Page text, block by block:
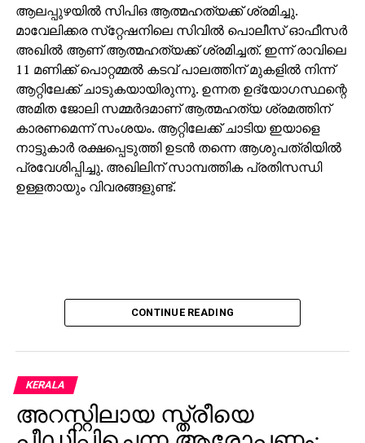
ആലപ്പുഴയില്‍ സിപിഒ ആത്മഹത്യക്ക് ശ്രമിച്ചു.
മാവേലിക്കര സ്‌റ്റേഷനിലെ സിവില്‍ പൊലീസ് ഓഫീസര്‍
അഖില്‍ ആണ് ആത്മഹത്യക്ക് ശ്രമിച്ചത്. ഇന്ന് രാവിലെ
11 മണിക്ക് പൊറ്റമ്മല്‍ കടവ് പാലത്തിന് മുകളില്‍ നിന്ന്
ആറ്റിലേക്ക് ചാടുകയായിരുന്നു. ഉന്നത ഉദ്യോഗസ്ഥന്റെ
അമിത ജോലി സമ്മര്‍ദമാണ് ആത്മഹത്യ ശ്രമത്തിന്
കാരണമെന്ന് സംശയം. ആറ്റിലേക്ക് ചാടിയ ഇയാളെ
നാട്ടുകാര്‍ രക്ഷപ്പെടുത്തി ഉടന്‍ തന്നെ ആശുപത്രിയില്‍
പ്രവേശിപ്പിച്ചു. അഖിലിന് സാമ്പത്തിക പ്രതിസന്ധി
ഉള്ളതായും വിവരങ്ങളുണ്ട്.
CONTINUE READING
KERALA
അറസ്റ്റിലായ സ്ത്രീയെ